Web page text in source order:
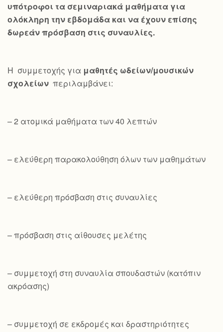
υπότροφοι τα σεμιναριακά μαθήματα για
ολόκληρη την εβδομάδα και να έχουν επίσης
δωρεάν πρόσβαση στις συναυλίες.
Η συμμετοχής για μαθητές ωδείων/μουσικών
σχολείων περιλαμβάνει:
– 2 ατομικά μαθήματα των 40 λεπτών
– ελεύθερη παρακολούθηση όλων των μαθημάτων
– ελεύθερη πρόσβαση στις συναυλίες
– πρόσβαση στις αίθουσες μελέτης
– συμμετοχή στη συναυλία σπουδαστών (κατόπιν
ακρόασης)
– συμμετοχή σε εκδρομές και δραστηριότητες